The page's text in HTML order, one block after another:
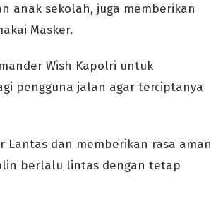
anak sekolah, juga memberikan
Masker.
Wish Kapolri untuk
pengguna jalan agar terciptanya
Lantas dan memberikan rasa aman
berlalu lintas dengan tetap